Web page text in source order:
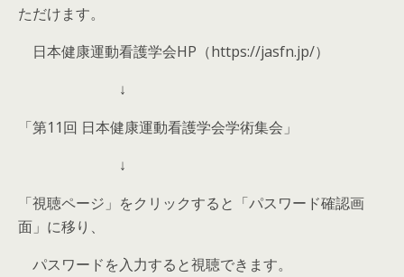
ただけます。
日本健康運動看護学会HP（https://jasfn.jp/）
↓
「第11回 日本健康運動看護学会学術集会」
↓
「視聴ページ」をクリックすると「パスワード確認画
面」に移り、
パスワードを入力すると視聴できます。